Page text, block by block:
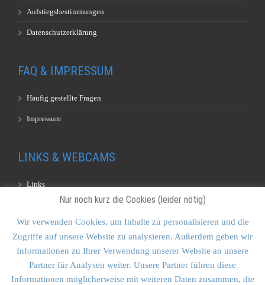
Aufstiegsbestimmungen
Datenschutzerklärung
FAQ & IMPRESSUM
Häufig gestellte Fragen
Impressum
LINKS & WEBCAMS
Links
KONTAKT & SITEMAP
Kontakt
Nur noch kurz die Cookies (leider nötig)
Wir verwenden Cookies, um Inhalte zu personalisieren und die
Zugriffe auf unsere Website zu analysieren. Außerdem geben wir
Informationen zu Ihrer Verwendung unserer Website an unsere
Partner für Analysen weiter. Unsere Partner führen diese
Informationen möglicherweise mit weiteren Daten zusammen, die